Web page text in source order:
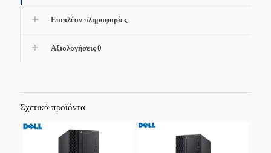
Επιπλέον πληροφορίες
Αξιολογήσεις0
Σχετικά προϊόντα